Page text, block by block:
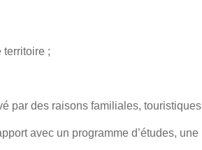
territoire ;
par des raisons familiales, touristiques
avec un programme d’études,